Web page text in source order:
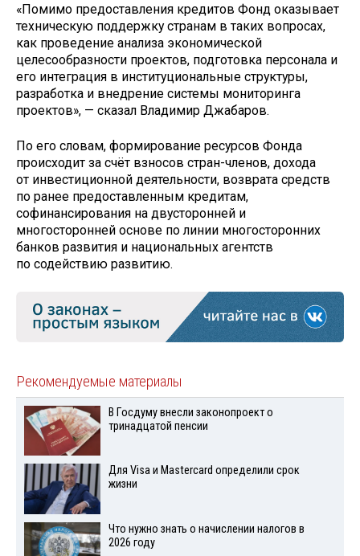
«Помимо предоставления кредитов Фонд оказывает
техническую поддержку странам в таких вопросах,
как проведение анализа экономической
целесообразности проектов, подготовка персонала и
его интеграция в институциональные структуры,
разработка и внедрение системы мониторинга
проектов», — сказал Владимир Джабаров.
По его словам, формирование ресурсов Фонда
происходит за счёт взносов стран-членов, дохода
от инвестиционной деятельности, возврата средств
по ранее предоставленным кредитам,
софинансирования на двусторонней и
многосторонней основе по линии многосторонних
банков развития и национальных агентств
по содействию развитию.
Рекомендуемые материалы
В Госдуму внесли законопроект о
тринадцатой пенсии
Для Visа и Mastercard определили срок
жизни
Что нужно знать о начислении налогов в
2026 году